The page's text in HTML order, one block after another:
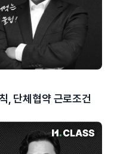
, 단체협약 근로조건